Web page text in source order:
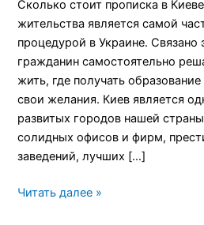
Сколько стоит прописка в
жительства является самой
процедурой в Украине.
гражданин самостоятельно
жить, где получать
свои желания. Киев является
развитых городов нашей
солидных офисов и фирм,
заведений, лучших […]
Киеве
Читать далее »